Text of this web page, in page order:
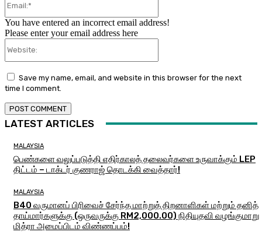
You have entered an incorrect email address!
Please enter your email address here
Save my name, email, and website in this browser for the next
time I comment.
LATEST ARTICLES
MALAYSIA
பெண்களை வலுப்படுத்தி எதிர்காலத் தலைவர்களை உருவாக்கும் LEP
திட்டம் – டாக்டர் குணராஜ் தொடக்கி வைத்தார்!
MALAYSIA
B40 வருமானப் பிரிவைச் சேர்ந்த மாற்றுத் திறனாளிகள் மற்றும் தனித்
தாய்மார்களுக்கு (ஒருவருக்கு RM2,000.00) நிதியுதவி வழங்குமாறு
மித்ரா அமைப்பிடம் விண்ணப்பம்!